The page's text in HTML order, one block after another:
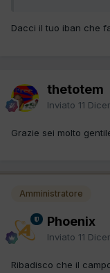
Dacci il tuo iban che
thetotem
Inviato 11
Grazie sei molto
Amministratore
Phoenix
Inviato 11
Ribadisco che il